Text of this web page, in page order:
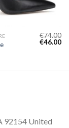
€74.00
€46.00
92154 United